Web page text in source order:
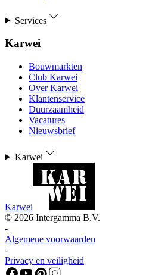
Services
Karwei
Bouwmarkten
Club Karwei
Over Karwei
Klantenservice
Duurzaamheid
Vacatures
Nieuwsbrief
Karwei
Karwei
© 2026 Intergamma B.V.
-
Algemene voorwaarden
-
Privacy en veiligheid